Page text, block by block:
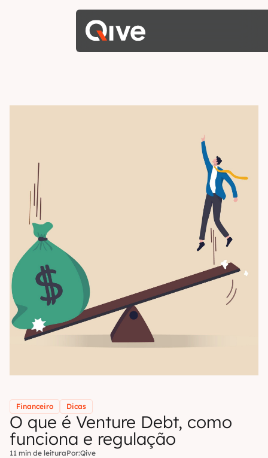
Financeiro Dicas
O que é Venture Debt, como
funciona e regulação
11 min de leituraPor:Qive